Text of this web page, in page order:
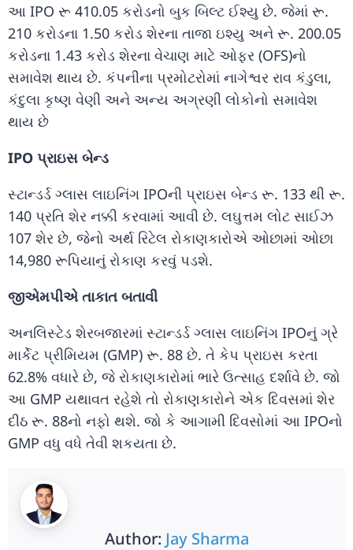
આ IPO રૂ 410.05 કરોડનો બુક બિલ્ટ ઈશ્યુ છે. જેમાં રૂ.
210 કરોડના 1.50 કરોડ શેરના તાજા ઇશ્યુ અને રૂ. 200.05
કરોડના 1.43 કરોડ શેરના વેચાણ માટે ઓફર (OFS)નો
સમાવેશ થાય છે. કંપનીના પ્રમોટરોમાં નાગેશ્વર રાવ કંડુલા,
કંદુલા કૃષ્ણ વેણી અને અન્ય અગ્રણી લોકોનો સમાવેશ
થાય છે
IPO પ્રાઇસ બેન્ડ
સ્ટાન્ડર્ડ ગ્લાસ લાઇનિંગ IPOની પ્રાઇસ બેન્ડ રૂ. 133 થી રૂ.
140 પ્રતિ શેર નક્કી કરવામાં આવી છે. લઘુત્તમ લોટ સાઈઝ
107 શેર છે, જેનો અર્થ રિટેલ રોકાણકારોએ ઓછામાં ઓછા
14,980 રૂપિયાનું રોકાણ કરવું પડશે.
જીએમપીએ તાકાત બતાવી
અનલિસ્ટેડ શેરબજારમાં સ્ટાન્ડર્ડ ગ્લાસ લાઇનિંગ IPOનું ગ્રે
માર્કેટ પ્રીમિયમ (GMP) રૂ. 88 છે. તે કેપ પ્રાઇસ કરતા
62.8% વધારે છે, જે રોકાણકારોમાં ભારે ઉત્સાહ દર્શાવે છે. જો
આ GMP યથાવત રહેશે તો રોકાણકારોને એક દિવસમાં શેર
દીઠ રૂ. 88નો નફો થશે. જો કે આગામી દિવસોમાં આ IPOનો
GMP વધુ વધે તેવી શકયતા છે.
Author: Jay Sharma